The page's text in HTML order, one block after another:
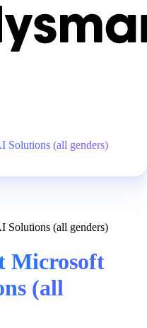
Solutions (all genders)
Solutions (all genders)
Microsoft
(all